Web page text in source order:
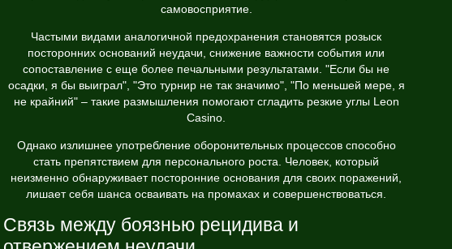
самовосприятие.
Частыми видами аналогичной предохранения становятся розыск
посторонних оснований неудачи, снижение важности события или
сопоставление с еще более печальными результатами. "Если бы не
осадки, я бы выиграл", "Это турнир не так значимо", "По меньшей мере, я
не крайний" – такие размышления помогают сгладить резкие углы Leon
Casino.
Однако излишнее употребление оборонительных процессов способно
стать препятствием для персонального роста. Человек, который
неизменно обнаруживает посторонние основания для своих поражений,
лишает себя шанса осваивать на промахах и совершенствоваться.
Связь между боязнью рецидива и